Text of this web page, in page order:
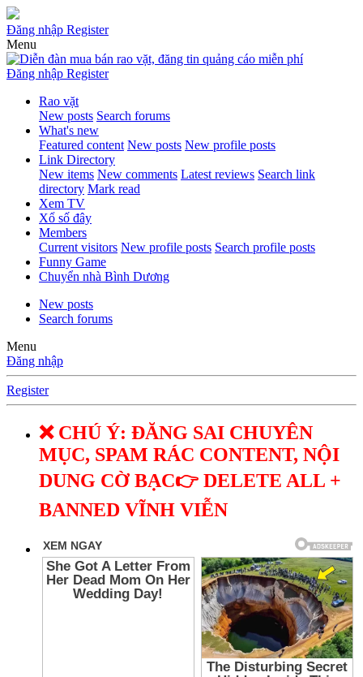
Đăng nhập Register
Menu
Đăng nhập Register
Rao vặt
New posts Search forums
What's new
Featured content New posts New profile posts
Link Directory
New items New comments Latest reviews Search link
directory Mark read
Xem TV
Xổ số đây
Members
Current visitors New profile posts Search profile posts
Funny Game
Chuyển nhà Bình Dương
New posts
Search forums
Menu
Đăng nhập
Register
❌ CHÚ Ý: ĐĂNG SAI CHUYÊN
MỤC, SPAM RÁC CONTENT, NỘI
DUNG CỜ BẠC👉 DELETE ALL +
BANNED VĨNH VIỄN